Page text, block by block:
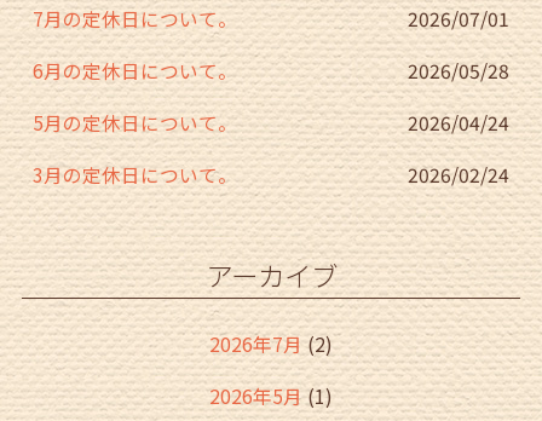
7月の定休日について。
2026/07/01
6月の定休日について。
2026/05/28
5月の定休日について。
2026/04/24
3月の定休日について。
2026/02/24
アーカイブ
2026年7月(2)
2026年5月(1)